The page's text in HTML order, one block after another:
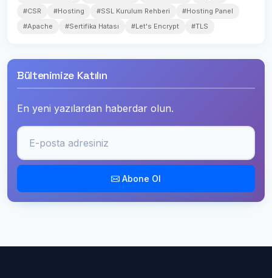
#CSR
#Hosting #SSL Kurulum Rehberi
#Hosting Panel
#Apache
#Sertifika Hatası #Let's Encrypt #TLS
Bültenimize Katılın
En yeni yazılardan haberdar olun.
Abone Ol